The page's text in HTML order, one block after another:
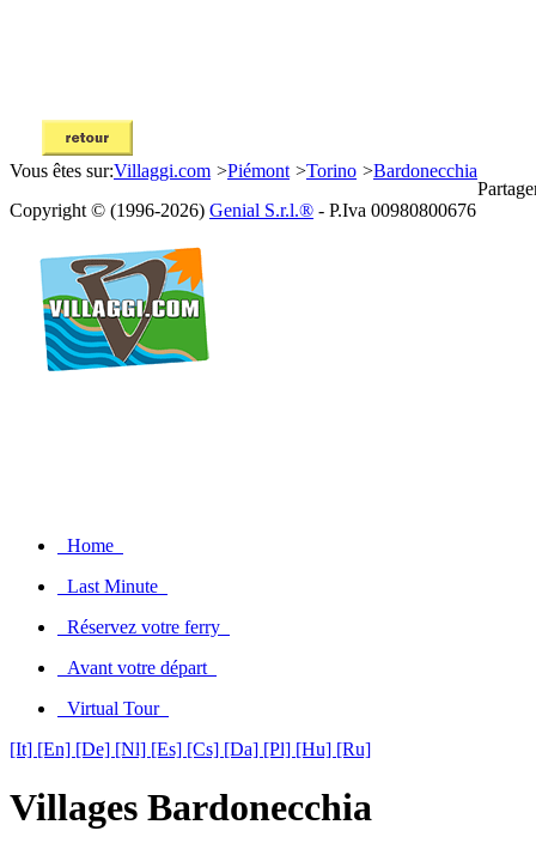
Vous êtes sur:Villaggi.com >Piémont >Torino >Bardonecchia
Copyright © (1996-2026) Genial S.r.l.® - P.Iva 00980800676
Home
Last Minute
Réservez votre ferry
Avant votre départ
Virtual Tour
[It] [En] [De] [Nl] [Es] [Cs] [Da] [Pl] [Hu] [Ru]
Villages Bardonecchia